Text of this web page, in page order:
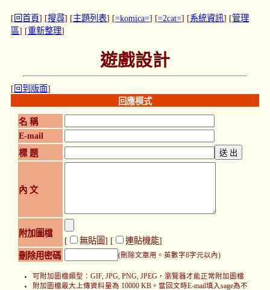
[ 回首頁] [搜尋] [主題列表] [=komica=] [=2cat=] [系統資訊] [管理
區] [重新整理]
遊戲設計
[ 回到版面]
回應模式
名 稱
E-mail
標 題
內 文
附加圖檔
[ 無貼圖] [ 連貼機能]
刪除用密碼
(刪除文章用。英數字8字元以內)
可附加圖檔類型：GIF, JPG, PNG, JPEG，瀏覽器才能正常附加圖檔
附加圖檔最大上傳資料量為 10000 KB。當回文時E-mail填入sage為不